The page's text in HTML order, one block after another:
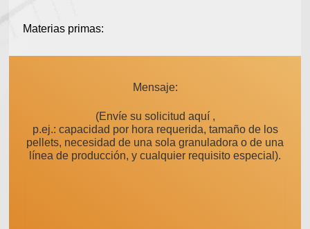
Materias primas:
Mensaje:
(Envíe su solicitud aquí ,
p.ej.: capacidad por hora requerida, tamaño de los
pellets, necesidad de una sola granuladora o de una
línea de producción, y cualquier requisito especial).